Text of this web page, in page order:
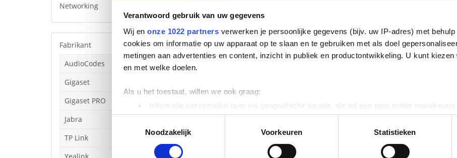
Verantwoord gebruik van uw gegevens
Wij en onze 1022 partners verwerken je persoonlijke gegevens (bijv. uw IP-adres) met
cookies om informatie op uw apparaat op te slaan en te gebruiken met als doel
metingen aan advertenties en content, inzicht in publiek en productontwikkeling. U kunt
en met welke doelen.
Als u het toestaat, willen we ook graag:
Informatie verzamelen over uw geografische locatie, die tot een paar meter nauwkeurig
Uw apparaat identificeren door het actief te scannen op specifieke eigenschappen
Lees meer over hoe uw persoonlijke gegevens worden verwerkt en stel uw voorkeuren in het
toestemming op elk moment wijzigen of intrekken in de Cookieverklaring.
Noodzakelijk
Voorkeuren Statistieken
Networking
Fabrikant
AudioCodes
Gigaset
Gigaset PRO
Jabra
TP Link
De Yealink CPW90 is een CP draadloze uitbreidingsmicrofoon die werkt als audio-
conferentietelefoon. Het beschikt over superieure audiotechnologie en ondersteunt
(10 feet) zonder bedradingsproblemen. Het capacitieve touchpad voor dempen en